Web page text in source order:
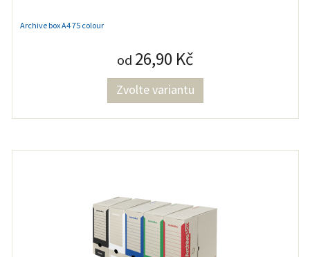
Archive box A4 75 colour
od 26,90 Kč
Zvolte variantu